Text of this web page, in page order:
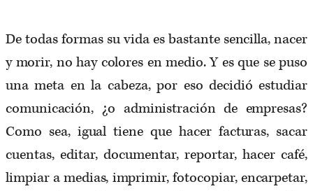
De todas formas su vida es bastante sencilla, nacer
y morir, no hay colores en medio. Y es que se puso
una meta en la cabeza, por eso decidió estudiar
comunicación, ¿o administración de empresas?
Como sea, igual tiene que hacer facturas, sacar
cuentas, editar, documentar, reportar, hacer café,
limpiar a medias, imprimir, fotocopiar, encarpetar,